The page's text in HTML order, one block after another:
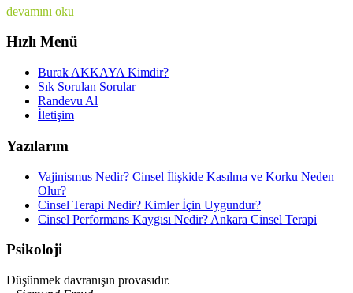
devamını oku
Hızlı Menü
Burak AKKAYA Kimdir?
Sık Sorulan Sorular
Randevu Al
İletişim
Yazılarım
Vajinismus Nedir? Cinsel İlişkide Kasılma ve Korku Neden
Olur?
Cinsel Terapi Nedir? Kimler İçin Uygundur?
Cinsel Performans Kaygısı Nedir? Ankara Cinsel Terapi
Psikoloji
Düşünmek davranışın provasıdır.